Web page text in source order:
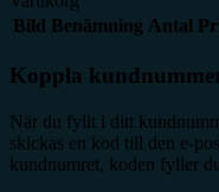
Bild Benämning Antal
Koppla
När du fyllt i ditt
skickas en kod till den e-
kundnumret, koden fyller